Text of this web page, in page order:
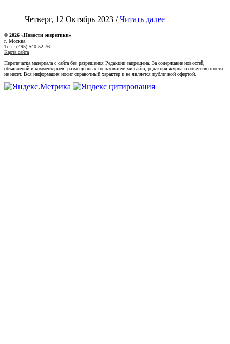
Четверг, 12 Октябрь 2023 /Читать далее
© 2026 «Новости энеретики»
г. Москва
Тел.: (495) 540-52-76
Карта сайта
Перепечатка материала с сайта без разрешения Редакции запрещена. За содержание новостей,
объявлений и комментариев, размещенных пользователями сайта, редакция журнала ответственности
не несет. Вся информация носит справочный характер и не является публичной офертой.